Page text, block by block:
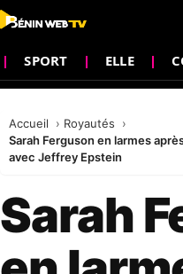
SPORT ELLE
Accueil
Royautés
Sarah Ferguson en larmes
avec Jeffrey Epstein
Sarah